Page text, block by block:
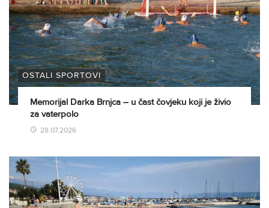
OSTALI SPORTOVI
Memorijal Darka Brnjca – u čast čovjeku koji je živio
za vaterpolo
28.07.2026